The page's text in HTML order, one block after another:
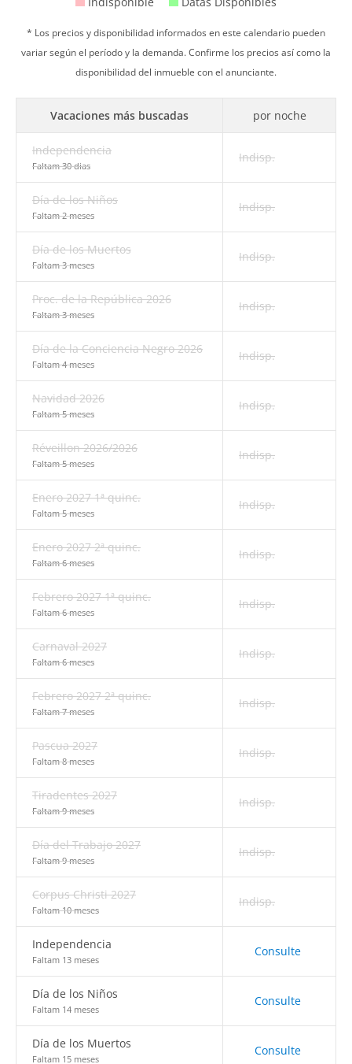
* Los precios y disponibilidad informados en este calendario pueden
variar según el período y la demanda. Confirme los precios así como la
disponibilidad del inmueble con el anunciante.
Vacaciones más buscadas por noche
Independencia
Faltam 30 dias
Indisp.
Día de los Niños
Faltam 2 meses
Indisp.
Día de los Muertos
Faltam 3 meses
Indisp.
Proc. de la República 2026
Faltam 3 meses
Indisp.
Día de la Conciencia Negro 2026
Faltam 4 meses
Indisp.
Navidad 2026
Faltam 5 meses
Indisp.
Réveillon 2026/2026
Faltam 5 meses
Indisp.
Enero 2027 1ª quinc.
Faltam 5 meses
Indisp.
Enero 2027 2ª quinc.
Faltam 6 meses
Indisp.
Febrero 2027 1ª quinc.
Faltam 6 meses
Indisp.
Carnaval 2027
Faltam 6 meses
Indisp.
Febrero 2027 2ª quinc.
Faltam 7 meses
Indisp.
Pascua 2027
Faltam 8 meses
Indisp.
Tiradentes 2027
Faltam 9 meses
Indisp.
Día del Trabajo 2027
Faltam 9 meses
Indisp.
Corpus Christi 2027
Faltam 10 meses
Indisp.
Independencia
Faltam 13 meses
Consulte
Día de los Niños
Faltam 14 meses
Consulte
Día de los Muertos
Faltam 15 meses
Consulte